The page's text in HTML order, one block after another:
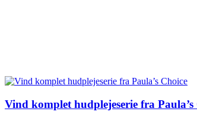
Vind komplet hudplejeserie fra Paula’s